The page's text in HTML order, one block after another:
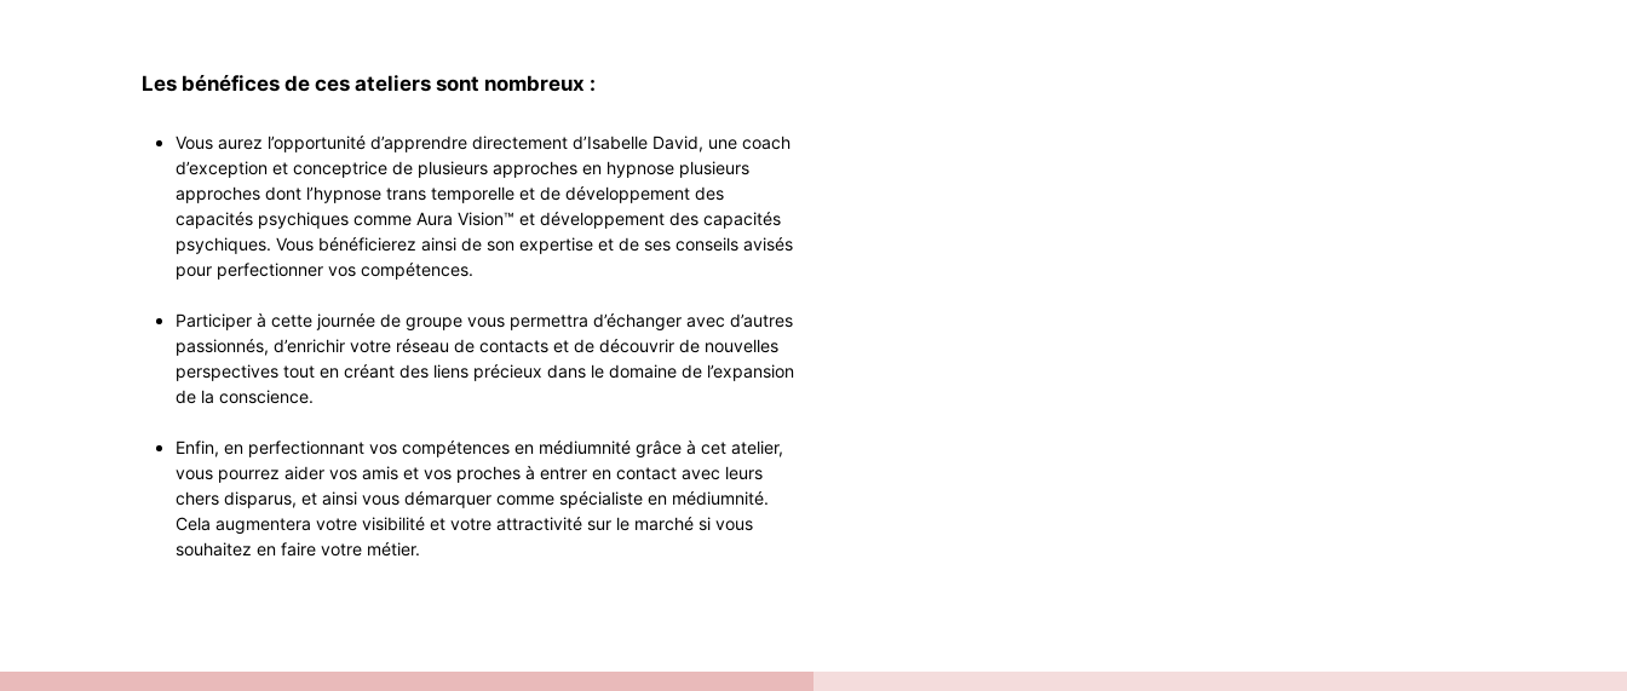
Les bénéfices de ces ateliers sont nombreux :
Vous aurez l’opportunité d’apprendre directement d’Isabelle David, une coach
d’exception et conceptrice de plusieurs approches en hypnose plusieurs
approches dont l’hypnose trans temporelle et de développement des
capacités psychiques comme Aura Vision™ et développement des capacités
psychiques. Vous bénéficierez ainsi de son expertise et de ses conseils avisés
pour perfectionner vos compétences.
Participer à cette journée de groupe vous permettra d’échanger avec d’autres
passionnés, d’enrichir votre réseau de contacts et de découvrir de nouvelles
perspectives tout en créant des liens précieux dans le domaine de l’expansion
de la conscience.
Enfin, en perfectionnant vos compétences en médiumnité grâce à cet atelier,
vous pourrez aider vos amis et vos proches à entrer en contact avec leurs
chers disparus, et ainsi vous démarquer comme spécialiste en médiumnité.
Cela augmentera votre visibilité et votre attractivité sur le marché si vous
souhaitez en faire votre métier.